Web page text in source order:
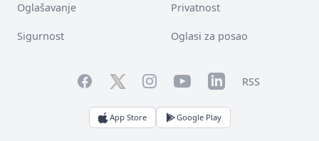
Oglašavanje Privatnost
Sigurnost Oglasi za posao
FacebookTwitterInstagramYouTubeLinkedInRSS
App Store Google Play